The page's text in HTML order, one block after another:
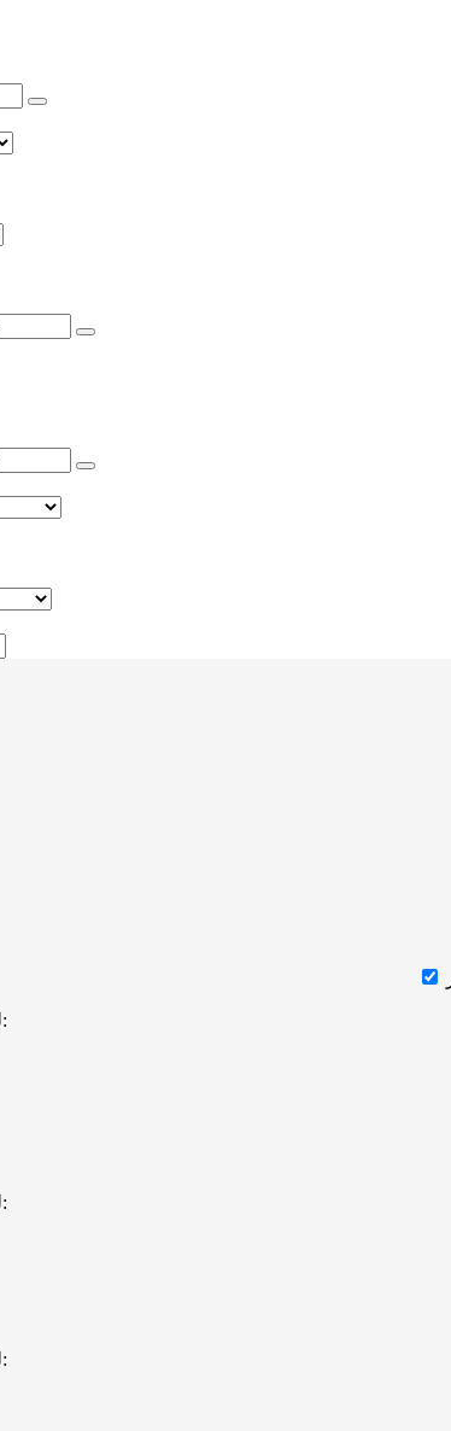
لطفا پاسخ را به عدد انگلیسی وارد کنید:
لطفا پاسخ را به عدد انگلیسی وارد کنید:
لطفا پاسخ را به عدد انگلیسی وارد کنید: